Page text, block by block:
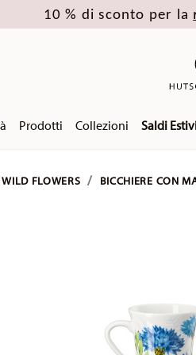
10 % di sconto per la
Prodotti Collezioni Saldi
FLOWERS BICCHIERE CON